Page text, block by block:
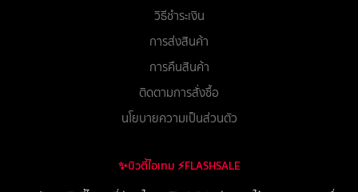
วิธีชำระเงิน
การส่งสินค้า
การคืนสินค้า
ติดตามการสั่งซื้อ
นโยบายความเป็นส่วนตัว
✨บิวตี้ไอเทม ⚡FLASHSALE